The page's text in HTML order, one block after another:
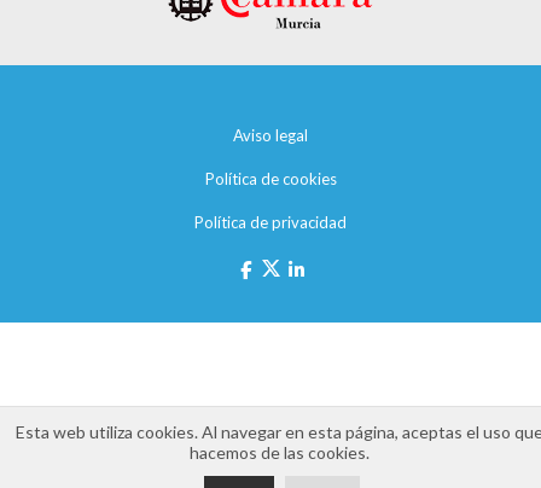
Aviso legal
Política de cookies
Política de privacidad
Esta web utiliza cookies. Al navegar en esta página, aceptas el uso
hacemos de las cookies.